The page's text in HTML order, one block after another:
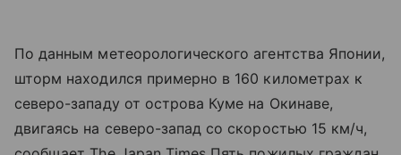
По данным метеорологического агентства Японии,
шторм находился примерно в 160 километрах к
северо-западу от острова Куме на Окинаве,
двигаясь на северо-запад со скоростью 15 км/ч,